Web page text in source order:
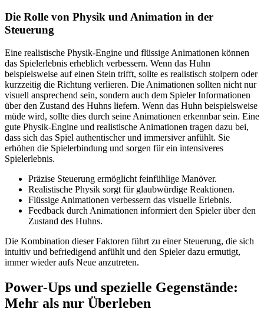
Die Rolle von Physik und Animation in der
Steuerung
Eine realistische Physik-Engine und flüssige Animationen können
das Spielerlebnis erheblich verbessern. Wenn das Huhn
beispielsweise auf einen Stein trifft, sollte es realistisch stolpern oder
kurzzeitig die Richtung verlieren. Die Animationen sollten nicht nur
visuell ansprechend sein, sondern auch dem Spieler Informationen
über den Zustand des Huhns liefern. Wenn das Huhn beispielsweise
müde wird, sollte dies durch seine Animationen erkennbar sein. Eine
gute Physik-Engine und realistische Animationen tragen dazu bei,
dass sich das Spiel authentischer und immersiver anfühlt. Sie
erhöhen die Spielerbindung und sorgen für ein intensiveres
Spielerlebnis.
Präzise Steuerung ermöglicht feinfühlige Manöver.
Realistische Physik sorgt für glaubwürdige Reaktionen.
Flüssige Animationen verbessern das visuelle Erlebnis.
Feedback durch Animationen informiert den Spieler über den
Zustand des Huhns.
Die Kombination dieser Faktoren führt zu einer Steuerung, die sich
intuitiv und befriedigend anfühlt und den Spieler dazu ermutigt,
immer wieder aufs Neue anzutreten.
Power-Ups und spezielle Gegenstände:
Mehr als nur Überleben